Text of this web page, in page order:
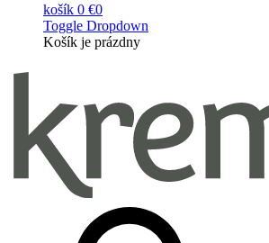
košík 0 €0
Toggle Dropdown
Košík je prázdny